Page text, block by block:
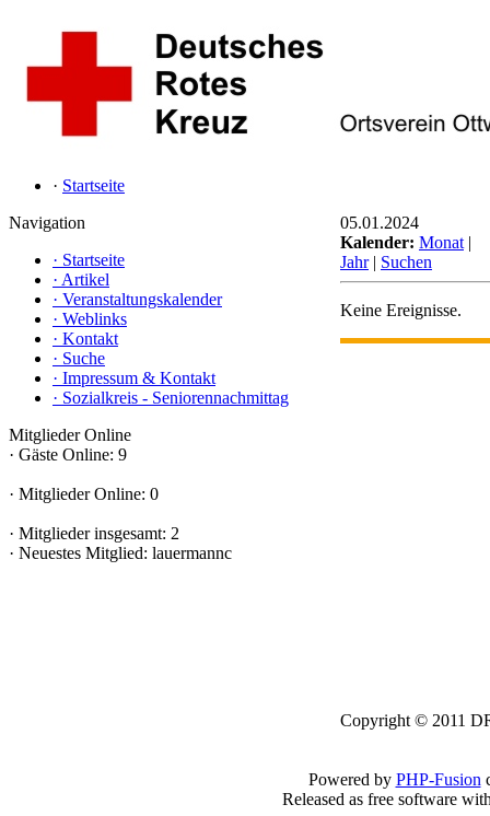
· Startseite
Navigation
· Startseite
· Artikel
· Veranstaltungskalender
· Weblinks
· Kontakt
· Suche
· Impressum & Kontakt
· Sozialkreis - Seniorennachmittag
Mitglieder Online
· Gäste Online: 9
· Mitglieder Online: 0
· Mitglieder insgesamt: 2
· Neuestes Mitglied: lauermannc
05.01.2024
Kalender: Monat |
Jahr| Suchen
Keine Ereignisse.
Copyright © 2011
Powered by PHP-Fusion
Released as free software